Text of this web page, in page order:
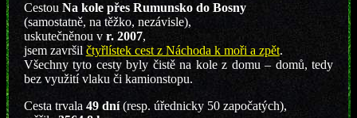
Cestou Na kole přes Rumunsko do Bosny
(samostatně, na těžko, nezávisle),
uskutečněnou v r. 2007,
jsem završil čtyřlístek cest z Náchoda k moři a zpět.
Všechny tyto cesty byly čistě na kole z domu – domů, tedy
bez využití vlaku či kamionstopu.
Cesta trvala 49 dní(resp. úřednicky 50 započatých),